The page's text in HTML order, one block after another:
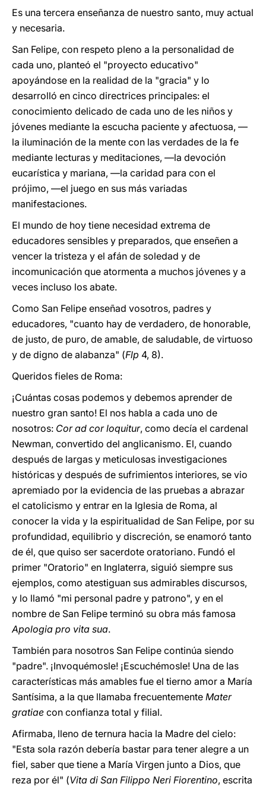
Es una tercera enseñanza de nuestro santo, muy actual
y necesaria.
San Felipe, con respeto pleno a la personalidad de
cada uno, planteó el "proyecto educativo"
apoyándose en la realidad de la "gracia" y lo
desarrolló en cinco directrices principales: el
conocimiento delicado de cada uno de les niños y
jóvenes mediante la escucha paciente y afectuosa, —
la iluminación de la mente con las verdades de la fe
mediante lecturas y meditaciones, —la devoción
eucarística y mariana, —la caridad para con el
prójimo, —el juego en sus más variadas
manifestaciones.
El mundo de hoy tiene necesidad extrema de
educadores sensibles y preparados, que enseñen a
vencer la tristeza y el afán de soledad y de
incomunicación que atormenta a muchos jóvenes y a
veces incluso los abate.
Como San Felipe enseñad vosotros, padres y
educadores, "cuanto hay de verdadero, de honorable,
de justo, de puro, de amable, de saludable, de virtuoso
y de digno de alabanza" (Flp 4, 8).
Queridos fieles de Roma:
¡Cuántas cosas podemos y debemos aprender de
nuestro gran santo! El nos habla a cada uno de
nosotros: Cor ad cor loquitur, como decía el cardenal
Newman, convertido del anglicanismo. El, cuando
después de largas y meticulosas investigaciones
históricas y después de sufrimientos interiores, se vio
apremiado por la evidencia de las pruebas a abrazar
el catolicismo y entrar en la Iglesia de Roma, al
conocer la vida y la espiritualidad de San Felipe, por su
profundidad, equilibrio y discreción, se enamoró tanto
de él, que quiso ser sacerdote oratoriano. Fundó el
primer "Oratorio" en Inglaterra, siguió siempre sus
ejemplos, como atestiguan sus admirables discursos,
y lo llamó "mi personal padre y patrono", y en el
nombre de San Felipe terminó su obra más famosa
Apologia pro vita sua.
También para nosotros San Felipe continúa siendo
"padre". ¡Invoquémosle! ¡Escuchémosle! Una de las
características más amables fue el tierno amor a María
Santísima, a la que llamaba frecuentemente Mater
gratiae con confianza total y filial.
Afirmaba, lleno de ternura hacia la Madre del cielo:
"Esta sola razón debería bastar para tener alegre a un
fiel, saber que tiene a María Virgen junto a Dios, que
reza por él" (Vita di San Filippo Neri Fiorentino, escrita